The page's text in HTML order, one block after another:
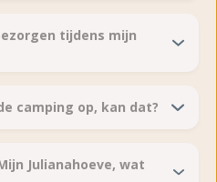
tijdens mijn
camping op, kan dat?
Julianahoeve, wat